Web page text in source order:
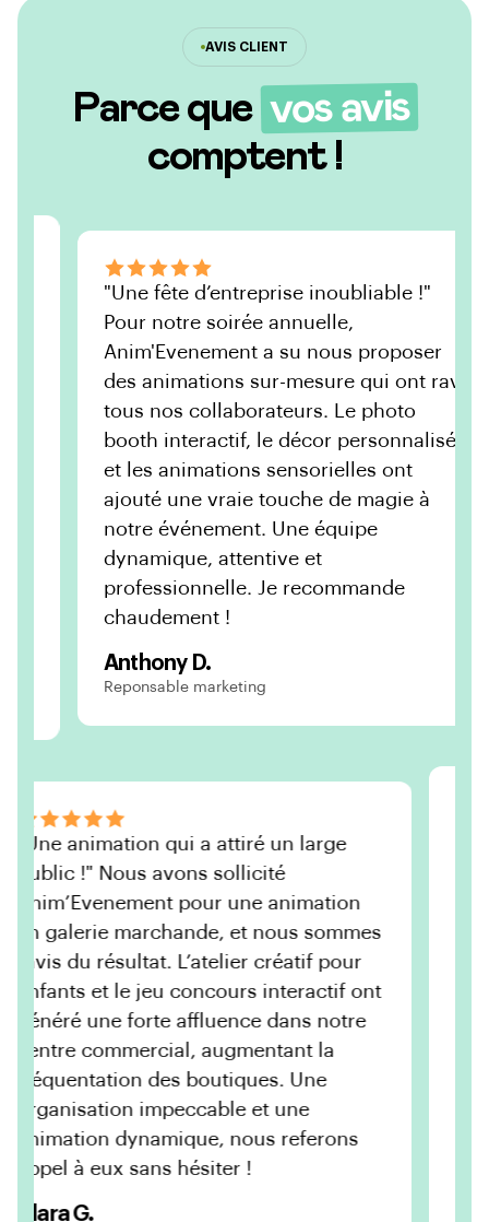
AVIS CLIENT
Parce que vos avis
comptent !
"Une fête d’entreprise inoubliable !"
Pour notre soirée annuelle,
Anim'Evenement a su nous proposer
des animations sur-mesure qui ont ravi
tous nos collaborateurs. Le photo
booth interactif, le décor personnalisé
et les animations sensorielles ont
ajouté une vraie touche de magie à
notre événement. Une équipe
dynamique, attentive et
professionnelle. Je recommande
chaudement !
Anthony D.
Reponsable marketing
"Une animation qui a attiré un large
public !" Nous avons sollicité
Anim’Evenement pour une animation
en galerie marchande, et nous sommes
ravis du résultat. L’atelier créatif pour
enfants et le jeu concours interactif ont
généré une forte affluence dans notre
centre commercial, augmentant la
fréquentation des boutiques. Une
organisation impeccable et une
animation dynamique, nous referons
appel à eux sans hésiter !
Clara G.